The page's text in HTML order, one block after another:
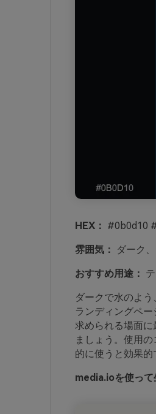
HEX： #0b0d10
雰囲気： ダーク
おすすめ用途：
ダークで水のよ
ランディングペ
求められる場面
ましょう。使用
的に使うと効果的
media.ioを使って